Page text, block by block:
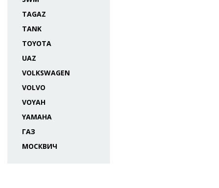
TAGAZ
TANK
TOYOTA
UAZ
VOLKSWAGEN
VOLVO
VOYAH
YAMAHA
ГАЗ
МОСКВИЧ